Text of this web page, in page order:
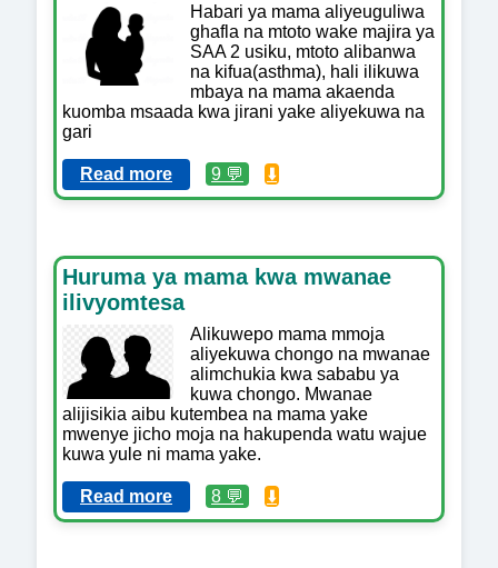
Habari ya mama aliyeuguliwa
ghafla na mtoto wake majira ya
SAA 2 usiku, mtoto alibanwa
na kifua(asthma), hali ilikuwa
mbaya na mama akaenda
kuomba msaada kwa jirani yake aliyekuwa na
gari
Read more 9 💬 ⬇️
Huruma ya mama kwa mwanae
ilivyomtesa
Alikuwepo mama mmoja
aliyekuwa chongo na mwanae
alimchukia kwa sababu ya
kuwa chongo. Mwanae
alijisikia aibu kutembea na mama yake
mwenye jicho moja na hakupenda watu wajue
kuwa yule ni mama yake.
Read more 8 💬 ⬇️